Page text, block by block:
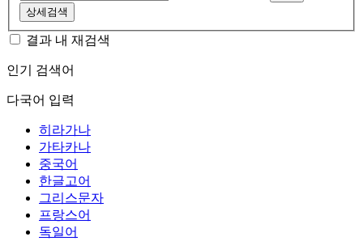
상세검색
결과 내 재검색
인기 검색어
다국어 입력
히라가나
가타카나
중국어
한글고어
그리스문자
프랑스어
독일어